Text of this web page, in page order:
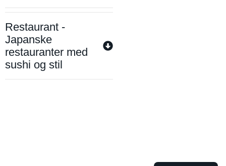
Restaurant -
Japanske
restauranter med
sushi og stil